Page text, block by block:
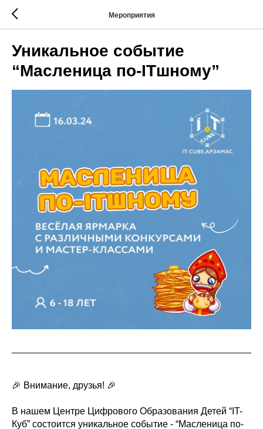
Мероприятия
Уникальное событие
“Масленица по-ITшному”
🎉 Внимание, друзья! 🎉
В нашем Центре Цифрового Образования Детей “IT-
Куб” состоится уникальное событие - “Масленица по-